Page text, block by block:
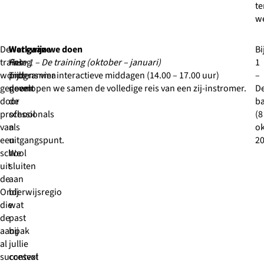
De
training
wordt
gegeven
door
professionals
van
een
school
uit
de
Onderwijsregio
die
de
aanpak
al
succesvol
Werkwijze
Het
programma
neemt
de
school
als
uitgangspunt.
We
sluiten
aan
bij
wat
past
bij
jullie
context
Wat gaan we doen
Fase 1 – De training (oktober – januari)
Tijdens vier interactieve middagen (14.00 – 17.00 uur)
doorlopen we samen de volledige reis van een zij-instromer.
1
–
(8